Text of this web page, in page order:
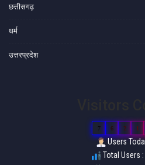
छत्तीसगढ़
धर्म
उत्तरप्रदेश
7 6 2 1
Users
Total Users